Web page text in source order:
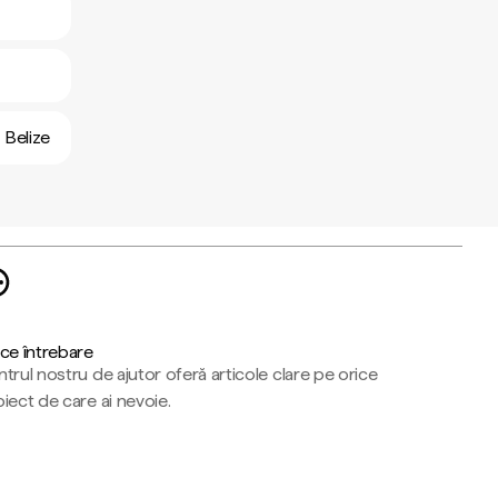
Belize
întrebare
nostru de ajutor oferă articole clare pe orice
de care ai nevoie.